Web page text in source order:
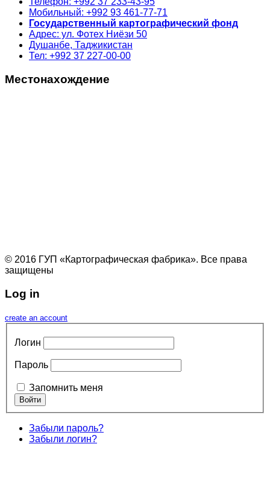
Мобильный: +992 93 461-77-71
Государственный картографический фонд
Адрес: ул. Фотех Ниёзи 50
Душанбе, Таджикистан
Тел: +992 37 227-00-00
Местонахождение
© 2016 ГУП «Картографическая фабрика». Все права
защищены
Log in
create an account
Логин
Пароль
Запомнить меня
Забыли пароль?
Забыли логин?